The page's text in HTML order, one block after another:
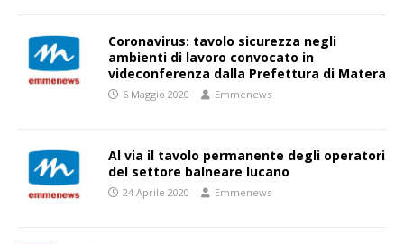
Coronavirus: tavolo sicurezza negli
ambienti di lavoro convocato in
videconferenza dalla Prefettura di Matera
6 Maggio 2020 Emmenews
Al via il tavolo permanente degli operatori
del settore balneare lucano
24 Aprile 2020 Emmenews